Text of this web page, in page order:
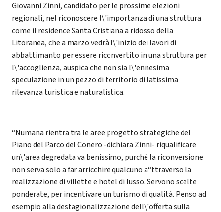
Giovanni Zinni, candidato per le prossime elezioni
regionali, nel riconoscere l\'importanza di una struttura
come il residence Santa Cristiana a ridosso della
Litoranea, che a marzo vedrà l\'inizio dei lavori di
abbattimanto per essere riconvertito in una struttura per
l\'accoglienza, auspica che non sia l\'ennesima
speculazione in un pezzo di territorio di latissima
rilevanza turistica e naturalistica.
“Numana rientra tra le aree progetto strategiche del
Piano del Parco del Conero -dichiara Zinni- riqualificare
un\'area degredata va benissimo, purchè la riconversione
non serva solo a far arricchire qualcuno a“ttraverso la
realizzazione di villette e hotel di lusso. Servono scelte
ponderate, per incentivare un turismo di qualità. Penso ad
esempio alla destagionalizzazione dell\'offerta sulla